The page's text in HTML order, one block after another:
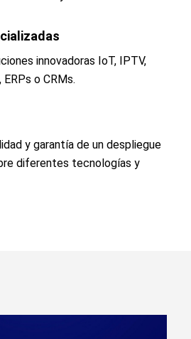
innovadoras IoT, IPTV,
o CRMs.
y garantía de un despliegue
diferentes tecnologías y